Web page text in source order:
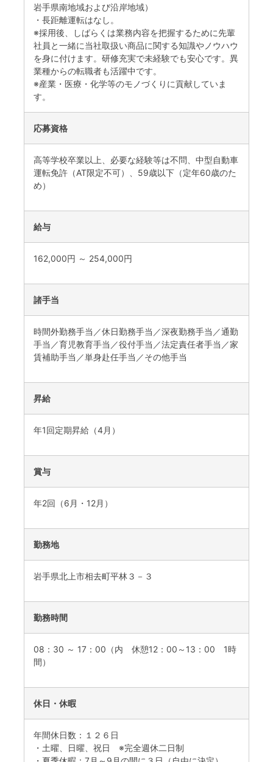
岩手県南地域および沿岸地域）
・長距離運転はなし。
※採用後、しばらくは業務内容を把握するために先輩
社員と一緒に当社取扱い商品に関する知識やノウハウ
を身に付けます。研修充実で未経験でも安心です。異
業種からの転職者も活躍中です。
※産業・医療・化学等のモノづくりに貢献していま
す。
応募資格
高等学校卒業以上、必要な経験等は不問、中型自動車
運転免許（AT限定不可）、59歳以下（定年60歳のた
め）
給与
162,000円 ～ 254,000円
諸手当
時間外勤務手当／休日勤務手当／深夜勤務手当／通勤
手当／育児教育手当／役付手当／法定責任者手当／家
賃補助手当／単身赴任手当／その他手当
昇給
年1回定期昇給（4月）
賞与
年2回（6月・12月）
勤務地
岩手県北上市相去町平林３－３
勤務時間
08：30 ～ 17：00（内 休憩12：00～13：00 1時
間）
休日・休暇
年間休日数：１２６日
・土曜、日曜、祝日 ※完全週休二日制